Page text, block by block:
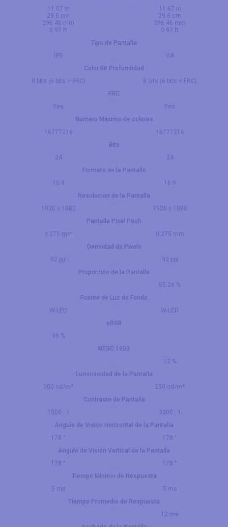
11.67 in
29.6 cm
296.46 mm
0.97 ft
11.67 in
29.6 cm
296.46 mm
0.97 ft
Tipo de Pantalla
IPS
VA
Color Bit Profundidad
8 bits (6 bits + FRC)
8 bits (6 bits + FRC)
FRC
Yes
Yes
Número Máximo de colores
16777216
16777216
Bits
24
24
Formato de la Pantallo
16:9
16:9
Resolucion de la Pantalla
1920 x 1080
1920 x 1080
Pantalla Pixel Pitch
0.275 mm
0.275 mm
Densidad de Pixels
92 ppi
92 ppi
Proporción de la Pantalla
85.26 %
Fuente de Luz de Fondo
W-LED
W-LED
sRGB
99 %
NTSC 1953
72 %
Luminosidad de la Pantalla
300 cd/m²
250 cd/m²
Contraste de Pantalla
1500 : 1
3000 : 1
Ángulo de Visión Horizontal de la Pantalla
178 °
178 °
Ángulo de Visión Vertical de la Pantalla
178 °
178 °
Tiempo Mínimo de Respuesta
5 ms
5 ms
Tiempo Promedio de Respuesta
12 ms